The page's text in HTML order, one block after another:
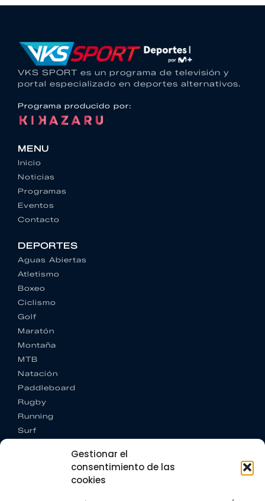
Gestionar el
consentimiento de las
cookies
VKS SPORT es un programa de televisión y
portal especializado en deportes alternativos.
Programa producido por:
MENU
Inicio
Noticias
Programas
Eventos
Contacto
DEPORTES
Aguas Abiertas
Atletismo
Boxeo
Ciclismo
Golf
Maratón
Montaña
MTB
Natación
Paddleboard
Rugby
Running
Surf
CONTACTO